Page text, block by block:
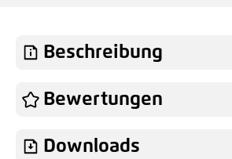
Zulage Pflanzdach
Beschreibung
Bewertungen
Downloads